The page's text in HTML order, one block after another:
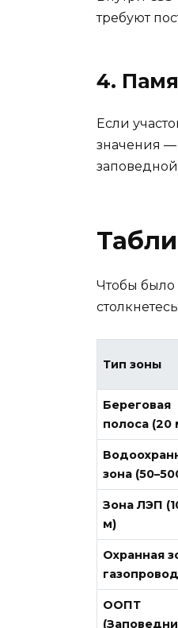
требуют
4.
Если
значения —
Чтобы было
Тип зоны
Береговая
полоса (20
зона
Зона ЛЭП
м)
Охранная
ООПТ